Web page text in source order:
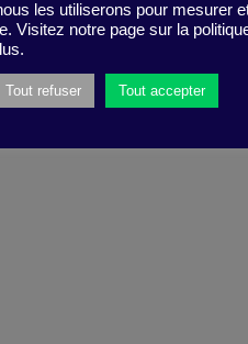
les utiliserons pour mesurer
Visitez notre page sur la
Tout refuser Tout accepter